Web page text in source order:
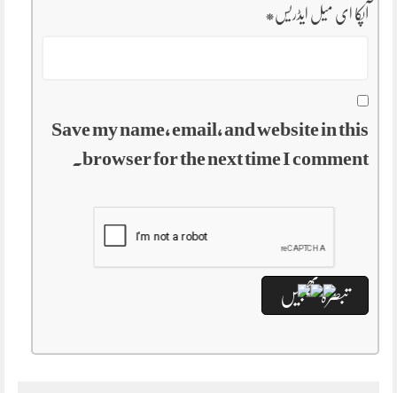
آپکا ای میل ایڈریس*
Save my name, email, and website in this
browser for the next time I comment.